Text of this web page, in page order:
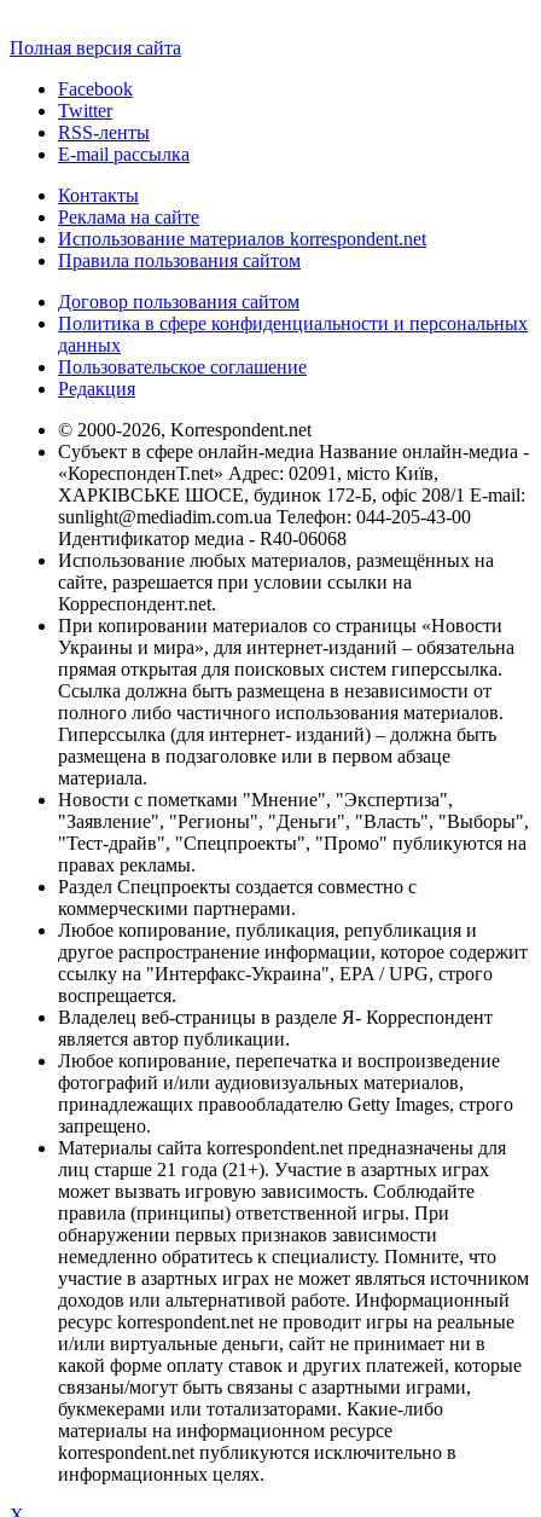
Полная версия сайта
Facebook
Twitter
RSS-ленты
E-mail рассылка
Контакты
Реклама на сайте
Использование материалов korrespondent.net
Правила пользования сайтом
Договор пользования сайтом
Политика в сфере конфиденциальности и персональных
данных
Пользовательское соглашение
Редакция
© 2000-2026, Korrespondent.net
Субъект в сфере онлайн-медиа Название онлайн-медиа -
«КореспонденТ.net» Адрес: 02091, місто Київ,
ХАРКІВСЬКЕ ШОСЕ, будинок 172-Б, офіс 208/1 E-mail:
sunlight@mediadim.com.ua Телефон: 044-205-43-00
Идентификатор медиа - R40-06068
Использование любых материалов, размещённых на
сайте, разрешается при условии ссылки на
Корреспондент.net.
При копировании материалов со страницы «Новости
Украины и мира», для интернет-изданий – обязательна
прямая открытая для поисковых систем гиперссылка.
Ссылка должна быть размещена в независимости от
полного либо частичного использования материалов.
Гиперссылка (для интернет- изданий) – должна быть
размещена в подзаголовке или в первом абзаце
материала.
Новости с пометками "Мнение", "Экспертиза",
"Заявление", "Регионы", "Деньги", "Власть", "Выборы",
"Тест-драйв", "Спецпроекты", "Промо" публикуются на
правах рекламы.
Раздел Спецпроекты создается совместно с
коммерческими партнерами.
Любое копирование, публикация, републикация и
другое распространение информации, которое содержит
ссылку на "Интерфакс-Украина", EPA / UPG, строго
воспрещается.
Владелец веб-страницы в разделе Я- Корреспондент
является автор публикации.
Любое копирование, перепечатка и воспроизведение
фотографий и/или аудиовизуальных материалов,
принадлежащих правообладателю Getty Images, строго
запрещено.
Материалы сайта korrespondent.net предназначены для
лиц старше 21 года (21+). Участие в азартных играх
может вызвать игровую зависимость. Соблюдайте
правила (принципы) ответственной игры. При
обнаружении первых признаков зависимости
немедленно обратитесь к специалисту. Помните, что
участие в азартных играх не может являться источником
доходов или альтернативой работе. Информационный
ресурс korrespondent.net не проводит игры на реальные
и/или виртуальные деньги, сайт не принимает ни в
какой форме оплату ставок и других платежей, которые
связаны/могут быть связаны с азартными играми,
букмекерами или тотализаторами. Какие-либо
материалы на информационном ресурсе
korrespondent.net публикуются исключительно в
информационных целях.